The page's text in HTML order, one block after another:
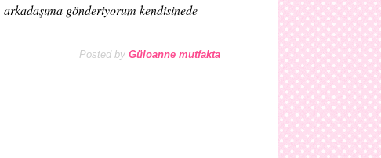
arkadaşıma gönderiyorum kendisinede
Posted by Güloanne mutfakta